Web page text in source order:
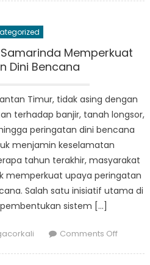
Memperkuat
Dini Bencana
Timur, tidak asing dengan
terhadap banjir, tanah longsor,
peringatan dini bencana
menjamin keselamatan
tahun terakhir, masyarakat
memperkuat upaya peringatan
Salah satu inisiatif utama di
sistem […]
Comments Offon